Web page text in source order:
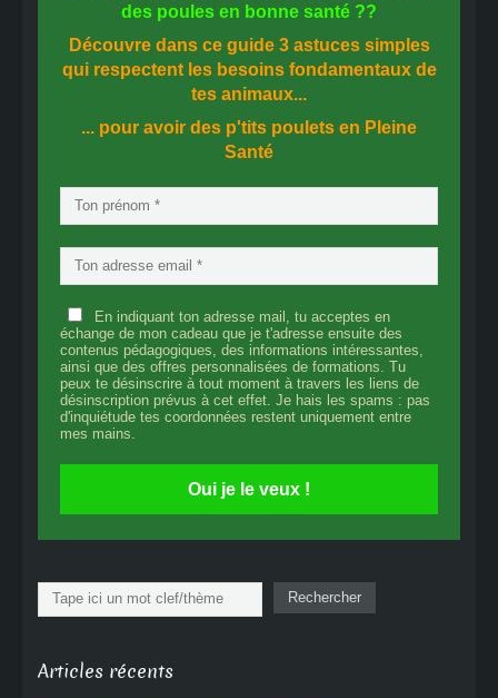
des poules en bonne santé ??
Découvre dans ce guide 3 astuces simples
qui respectent les besoins fondamentaux de
tes animaux...
... pour avoir des p'tits poulets en Pleine
Santé
En indiquant ton adresse mail, tu acceptes en
échange de mon cadeau que je t'adresse ensuite des
contenus pédagogiques, des informations intéressantes,
ainsi que des offres personnalisées de formations. Tu
peux te désinscrire à tout moment à travers les liens de
désinscription prévus à cet effet. Je hais les spams : pas
d'inquiétude tes coordonnées restent uniquement entre
mes mains.
Oui je le veux !
Rechercher Rechercher
Articles récents